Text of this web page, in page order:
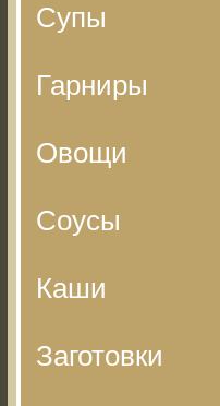
Супы
Гарниры
Овощи
Соусы
Каши
Заготовки